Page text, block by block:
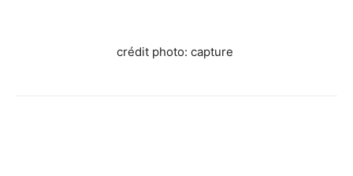
crédit photo: capture